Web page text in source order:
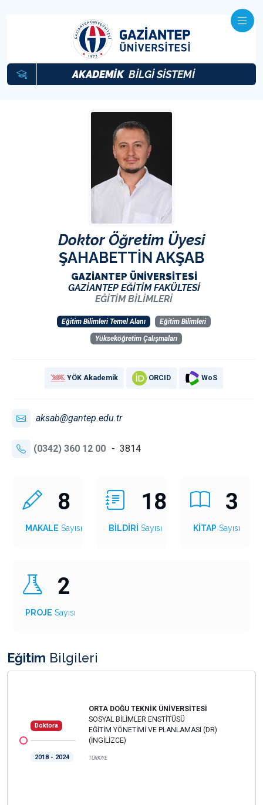
AKADEMİK BİLGİ SİSTEMİ
Doktor Öğretim Üyesi
ŞAHABETTİN AKŞAB
GAZİANTEP ÜNİVERSİTESİ
GAZİANTEP EĞİTİM FAKÜLTESİ
EĞİTİM BİLİMLERİ
Eğitim Bilimleri Temel Alanı Eğitim Bilimleri
Yükseköğretim Çalışmaları
YÖK Akademik ORCID WoS
aksab@gantep.edu.tr
(0342) 360 12 00 - 3814
8
MAKALE Sayısı
18
BİLDİRİ Sayısı
3
KİTAP Sayısı
2
PROJE Sayısı
Eğitim Bilgileri
Doktora
2018 - 2024
ORTA DOĞU TEKNİK ÜNİVERSİTESİ
SOSYAL BİLİMLER ENSTİTÜSÜ
EĞİTİM YÖNETİMİ VE PLANLAMASI (DR)
(İNGİLİZCE)
TÜRKİYE